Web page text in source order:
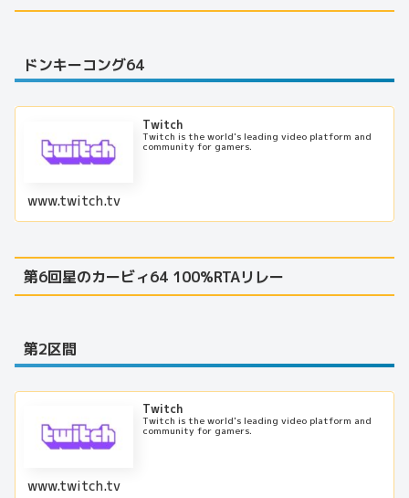
ドンキーコング64
Twitch
Twitch is the world's leading video platform and
community for gamers.
www.twitch.tv
第6回星のカービィ64 100%RTAリレー
第2区間
Twitch
Twitch is the world's leading video platform and
community for gamers.
www.twitch.tv